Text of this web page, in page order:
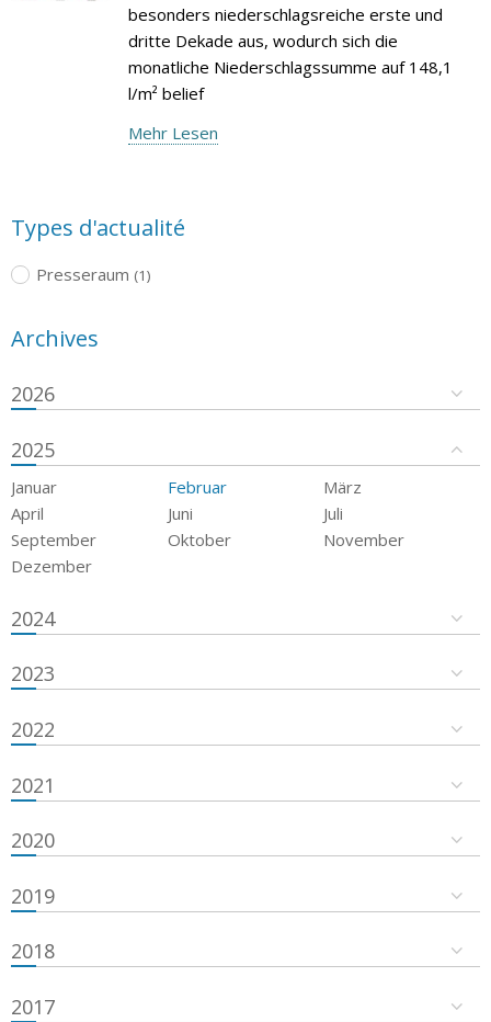
besonders niederschlagsreiche erste und
dritte Dekade aus, wodurch sich die
monatliche Niederschlagssumme auf 148,1
l/m² belief
Mehr Lesen
Types d'actualité
Presseraum (1)
Archives
2026
2025
Januar Februar
März
April
Juni
Juli
September
Oktober
November
Dezember
2024
2023
2022
2021
2020
2019
2018
2017